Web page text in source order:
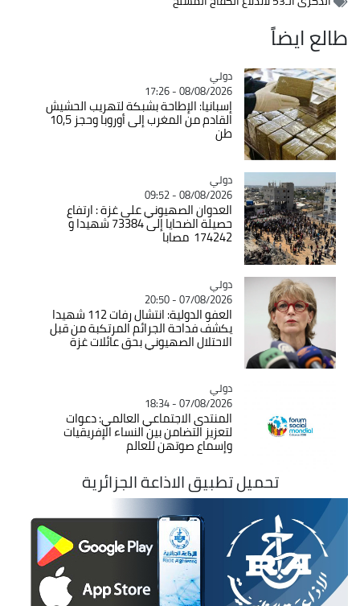
طالع ايضاً
Catégorie
دولي
08/08/2026 - 17:26
إسبانيا: الإطاحة بشبكة لتهريب الحشيش
القادم من المغرب إلى أوروبا وحجز 10,5
طن
Catégorie
دولي
08/08/2026 - 09:52
العدوان الصهيوني على غزة : ارتفاع
حصيلة الضحايا إلى 73384 شهيدا و
174242 مصابا
Catégorie
دولي
07/08/2026 - 20:50
العفو الدولية: انتشال رفات 112 شهيدا
يكشف فداحة الجرائم المرتكبة من قبل
الاحتلال الصهيوني بحق عائلات غزة
Catégorie
دولي
07/08/2026 - 18:34
المنتدى الاجتماعي العالمي: دعوات
لتعزيز التضامن بين النساء الإفريقيات
وإسماع صوتهن للعالم
تحميل تطبيق الاذاعة الجزائرية